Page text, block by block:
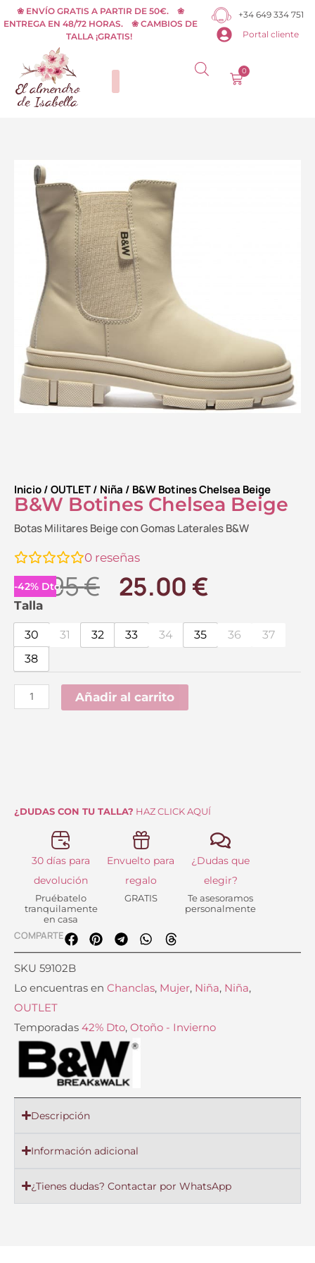
al
contenido
❀ ENVÍO GRATIS A PARTIR DE 50€. ❀
ENTREGA EN 48/72 HORAS. ❀ CAMBIOS DE
TALLA ¡GRATIS!
+34 649 334 751
Portal cliente
0
Carrito
Inicio/OUTLET/ Niña / B&W Botines Chelsea Beige
B&W Botines Chelsea Beige
Botas Militares Beige con Gomas Laterales B&W
0 reseñas
-42% Dto.
42.95€ El
original
42.95 €.
25.00 €El
actual
Talla
30 31 32 33 34 35 36
37
38
B&W
Botines
Chelsea
Beige
cantidad
Añadir al carrito
¿DUDAS CON TU TALLA? HAZ CLICK AQUÍ
30 días para
devolución
Pruébatelo
tranquilamente
en casa
Envuelto para
regalo
GRATIS
¿Dudas que
elegir?
Te asesoramos
personalmente
COMPARTE
SKU 59102B
Lo encuentras en Chanclas, Mujer, Niña, Niña,
OUTLET
Temporadas 42% Dto, Otoño - Invierno
Descripción
Información adicional
¿Tienes dudas? Contactar por WhatsApp